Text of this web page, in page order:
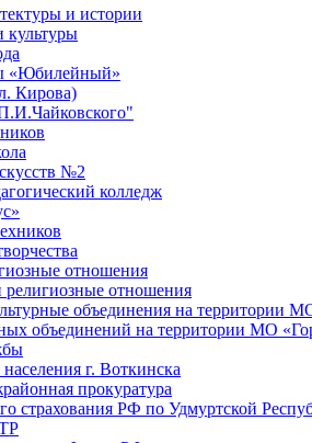
и истории
культуры
«Юбилейный»
Кирова)
№2
колледж
отношения
отношения
объединения на территории
объединений на территории МО
г. Воткинска
прокуратура
страхования РФ по Удмуртской